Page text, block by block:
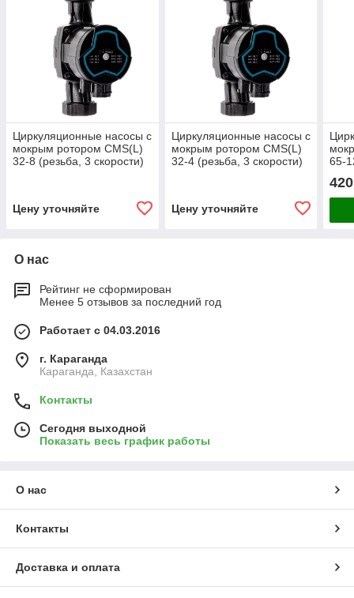
Циркуляционные насосы с
мокрым ротором CMS(L)
32-8 (резьба, 3 скорости)
Цену уточняйте
Циркуляционные насосы с
мокрым ротором CMS(L)
32-4 (резьба, 3 скорости)
Цену уточняйте
65-
О нас
Рейтинг не сформирован
Менее 5 отзывов за последний год
Работает с 04.03.2016
г. Караганда
Караганда, Казахстан
Контакты
Сегодня выходной
Показать весь график работы
О нас
Контакты
Доставка и оплата